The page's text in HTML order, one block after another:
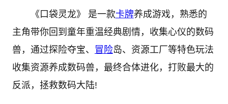
《口袋灵龙》 是一款卡牌养成游戏，熟悉的
主角带你回到童年重温经典剧情，收集心仪的数码
兽，通过探险夺宝、
冒险岛、资源工厂等特色玩法
收集资源养成数码兽，最终合体进化，打败最大的
反派，拯救数码大陆!